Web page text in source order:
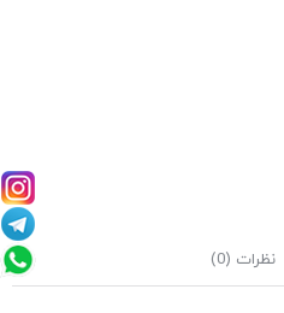
نظرات (0)